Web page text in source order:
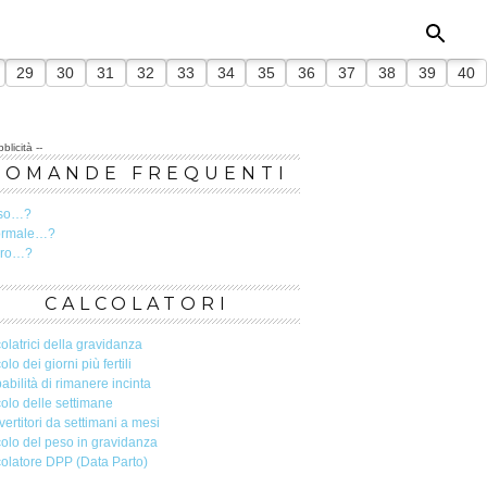
29 30 31 32 33 34 35 36 37 38 39 40
--
FREQUENTI
CALCOLATORI
della gravidanza
dei giorni più fertili
di rimanere incinta
delle settimane
da settimani a mesi
del peso in gravidanza
DPP (Data Parto)